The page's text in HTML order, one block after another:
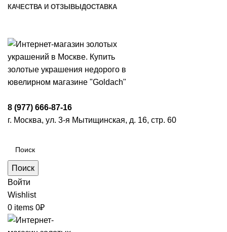
КАЧЕСТВА И ОТЗЫВЫ ДОСТАВКА
8 (977) 666-87-16
г. Москва, ул. 3-я Мытищинская, д. 16, стр. 60
Поиск
Войти
Wishlist
0 items 0₽